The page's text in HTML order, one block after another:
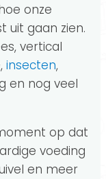
onze
uit gaan zien.
vertical
insecten,
en nog veel
op dat
voeding
en meer